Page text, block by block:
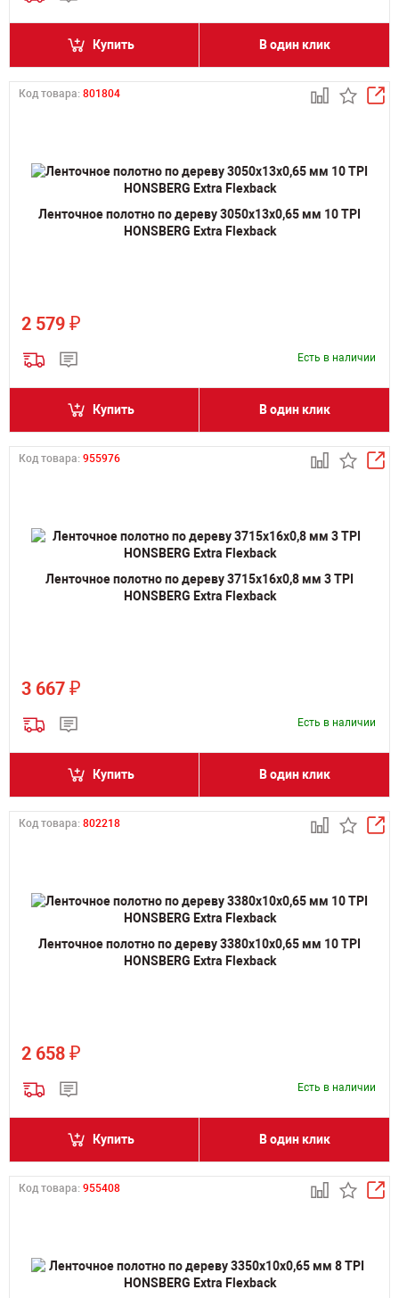
Купить В один клик
Код товара: 801804
Ленточное полотно по дереву 3050х13х0,65 мм 10 TPI
HONSBERG Extra Flexback
2 579 ₽
Есть в наличии
Купить В один клик
Код товара: 955976
Ленточное полотно по дереву 3715х16х0,8 мм 3 TPI
HONSBERG Extra Flexback
3 667 ₽
Есть в наличии
Купить В один клик
Код товара: 802218
Ленточное полотно по дереву 3380х10х0,65 мм 10 TPI
HONSBERG Extra Flexback
2 658 ₽
Есть в наличии
Купить В один клик
Код товара: 955408